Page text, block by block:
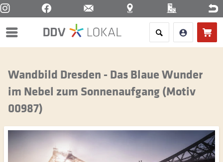
Menü
Wandbild Dresden - Das Blaue Wunder
im Nebel zum Sonnenaufgang (Motiv
00987)